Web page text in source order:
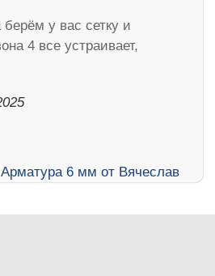
у вас сетку и
4 все устраивает,